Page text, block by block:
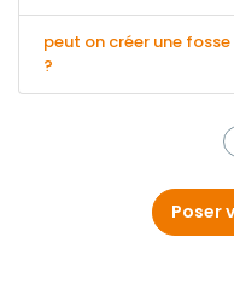
peut on créer une
?
Poser